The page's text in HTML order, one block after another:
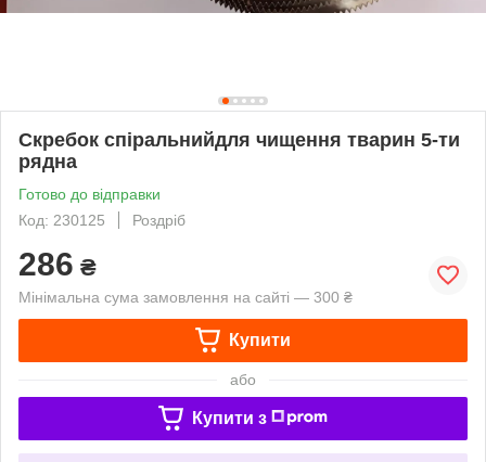
Скребок спіральнийдля чищення тварин 5-ти
рядна
Готово до відправки
Код: 230125
Роздріб
286 ₴
Мінімальна сума замовлення на сайті — 300 ₴
Купити
або
Купити з